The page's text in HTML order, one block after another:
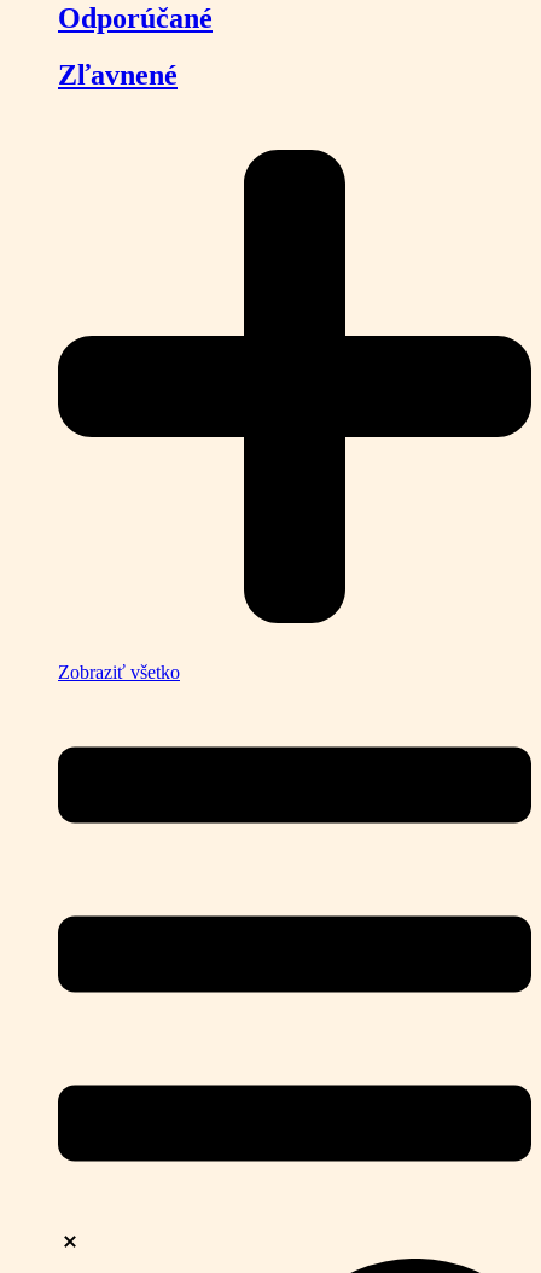
Odporúčané
Zľavnené
Zobraziť všetko